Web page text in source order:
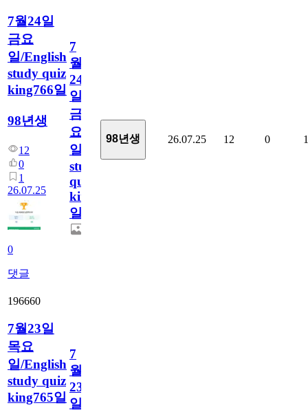
7월24일
금요
일/English
study quiz
king766일
98년생
12
0
1
26.07.25
0
댓글
7
월
24
일
금
요
일/English
study
quiz
king766
일
98년생 26.07.25 12 0 1
196660
7월23일
목요
일/English
study quiz
king765일
7
월
23
일